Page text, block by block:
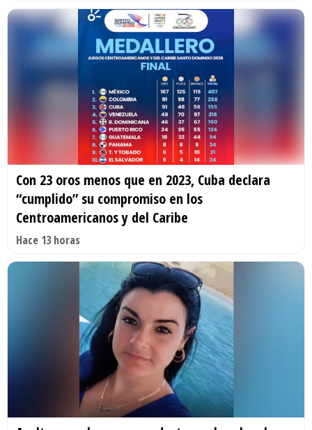
Con 23 oros menos que en 2023, Cuba declara
“cumplido” su compromiso en los
Centroamericanos y del Caribe
Hace 13 horas